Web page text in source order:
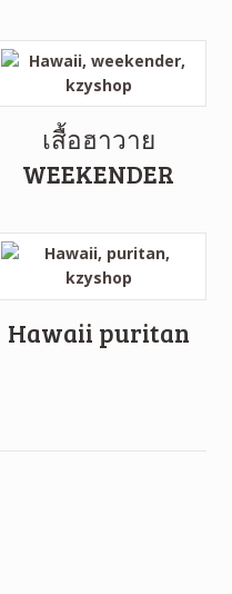
เสื้อฮาวาย
WEEKENDER
Hawaii puritan